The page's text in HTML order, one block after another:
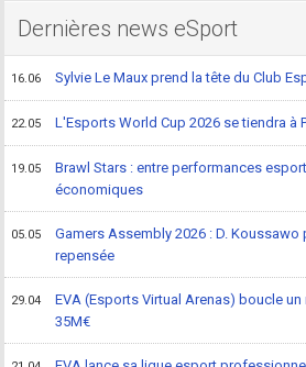
Dernières news eSport
16.06 Sylvie Le Maux prend la tête du Club
22.05 L'Esports World Cup 2026 se tiendra à
19.05
Brawl Stars : entre performances
économiques
05.05
Gamers Assembly 2026 : D. Koussawo
repensée
29.04
EVA (Esports Virtual Arenas) boucle
35M€